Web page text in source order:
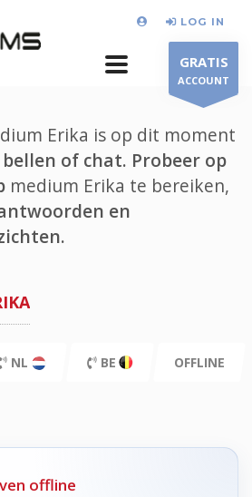
LOG IN
GRATIS
ACCOUNT
Erika is op dit moment
of chat. Probeer op
medium Erika te bereiken,
en
NL BE OFFLINE
offline